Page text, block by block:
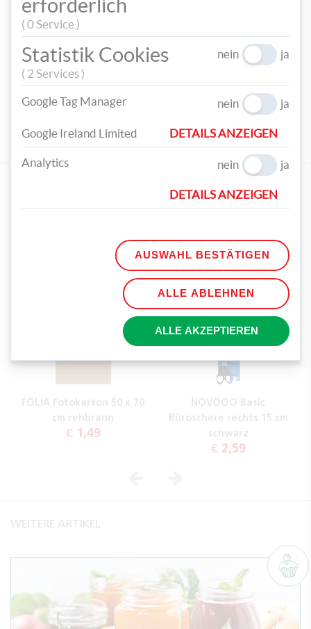
Weitere fruchtige Lesezeichen findest du in der
TEILEN
LESEZEICHEN
RAYHER Textilfilz 30 x 45
FOLIA Bastelfilz 20 x 30
cm 150 g hochrot
€ 0,79
FOLIA Fotokarton 50 x 70
cm rehbraun
€ 1,49
NOVOOO Basic
Büroschere rechts 15 cm
schwarz
€ 2,59
WEITERE ARTIKEL
erforderlich
( 0 Service )
Statistik Cookies
( 2 Services )
nein ja
Google Tag Manager nein ja
Google Ireland Limited DETAILS ANZEIGEN
Analytics nein ja
DETAILS ANZEIGEN
AUSWAHL BESTÄTIGEN
ALLE ABLEHNEN
ALLE AKZEPTIEREN